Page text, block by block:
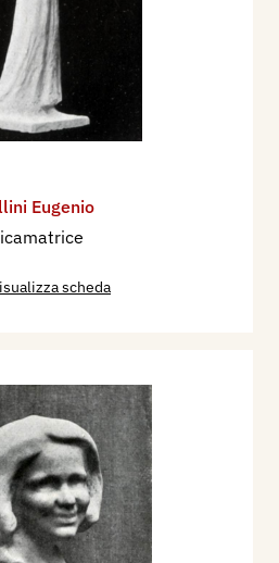
Eugenio
scheda